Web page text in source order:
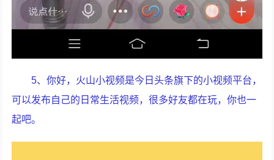
5、你好，火山小视频是今日头条旗下的小视频平台，
可以发布自己的日常生活视频，很多好友都在玩，你也一
起吧。